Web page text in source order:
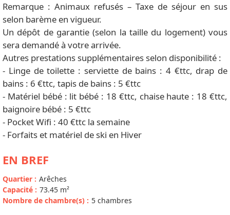
Remarque : Animaux refusés – Taxe de séjour en sus
selon barème en vigueur.
Un dépôt de garantie (selon la taille du logement) vous
sera demandé à votre arrivée.
Autres prestations supplémentaires selon disponibilité :
- Linge de toilette : serviette de bains : 4 €ttc, drap de
bains : 6 €ttc, tapis de bains : 5 €ttc
- Matériel bébé : lit bébé : 18 €ttc, chaise haute : 18 €ttc,
baignoire bébé : 5 €ttc
- Pocket Wifi : 40 €ttc la semaine
- Forfaits et matériel de ski en Hiver
EN BREF
Quartier : Arêches
Capacité : 73.45 m²
Nombre de chambre(s) : 5 chambres